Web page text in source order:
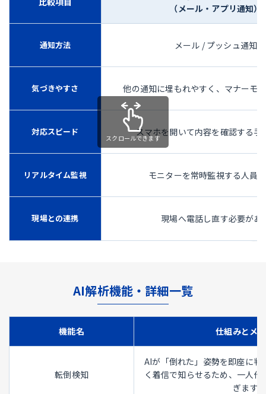
（メール・アプリ通知）
通知方法 メール / プッシュ通知
気づきやすさ 他の通知に埋もれやすく、マナーモ
対応スピード スマホを開いて内容を確認する手
リアルタイム監視 モニターを常時監視する人員
現場との連携 現場へ電話し直す必要があ
AI解析機能・詳細一覧
機能名 仕組みとメ
転倒検知
AIが「倒れた」姿勢を即座に判
く着信で知らせるため、一人
ぎます。